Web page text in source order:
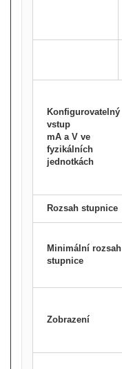
Konfigurovatelný
vstup
mA a V ve
fyzikálních
jednotkách
Rozsah stupnice
Minimální rozsah
stupnice
Zobrazení